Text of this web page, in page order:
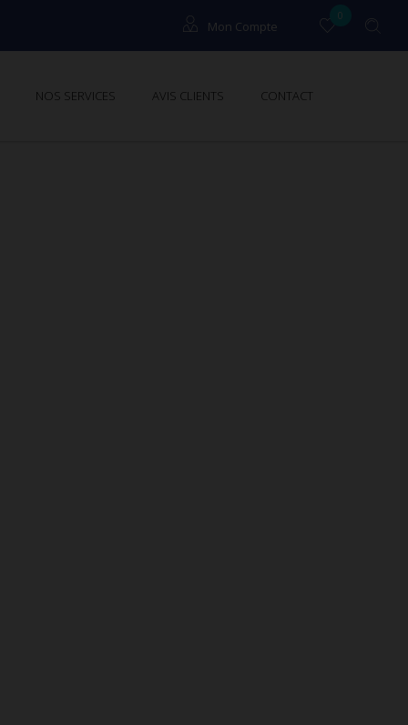
Mon Compte
0
NOS SERVICES AVIS CLIENTS CONTACT